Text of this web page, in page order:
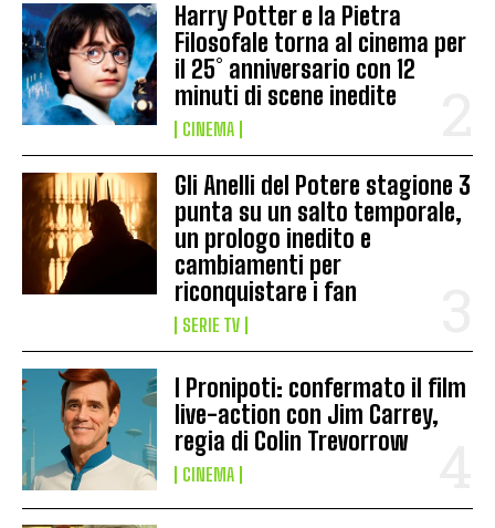
Harry Potter e la Pietra
Filosofale torna al cinema per
il 25° anniversario con 12
minuti di scene inedite
CINEMA
Gli Anelli del Potere stagione 3
punta su un salto temporale,
un prologo inedito e
cambiamenti per
riconquistare i fan
SERIE TV
I Pronipoti: confermato il film
live-action con Jim Carrey,
regia di Colin Trevorrow
CINEMA